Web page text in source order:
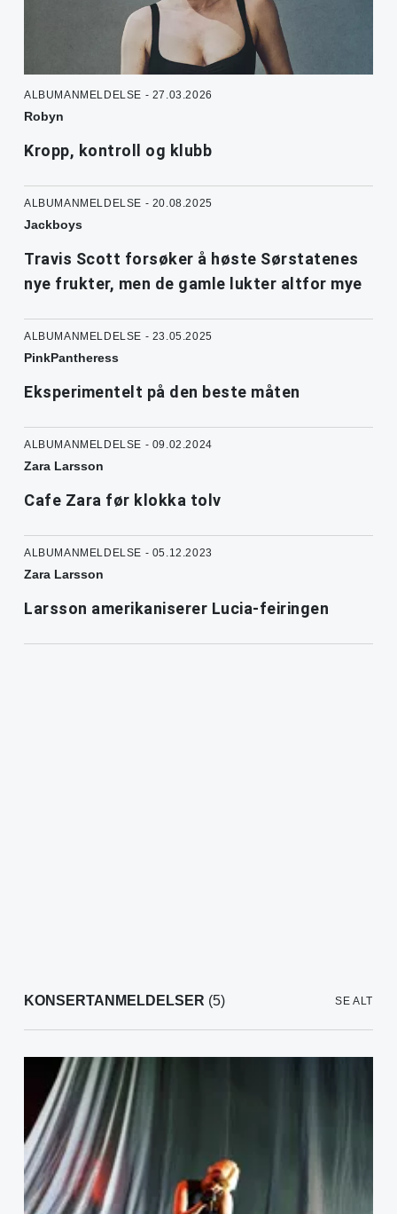
ALBUMANMELDELSE - 27.03.2026
Robyn
Kropp, kontroll og klubb
ALBUMANMELDELSE - 20.08.2025
Jackboys
Travis Scott forsøker å høste Sørstatenes
nye frukter, men de gamle lukter altfor mye
ALBUMANMELDELSE - 23.05.2025
PinkPantheress
Eksperimentelt på den beste måten
ALBUMANMELDELSE - 09.02.2024
Zara Larsson
Cafe Zara før klokka tolv
ALBUMANMELDELSE - 05.12.2023
Zara Larsson
Larsson amerikaniserer Lucia-feiringen
KONSERTANMELDELSER (5) SE ALT